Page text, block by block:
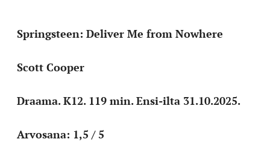
Springsteen: Deliver Me from Nowhere
Scott Cooper
Draama. K12. 119 min. Ensi-ilta 31.10.2025.
Arvosana: 1,5 / 5